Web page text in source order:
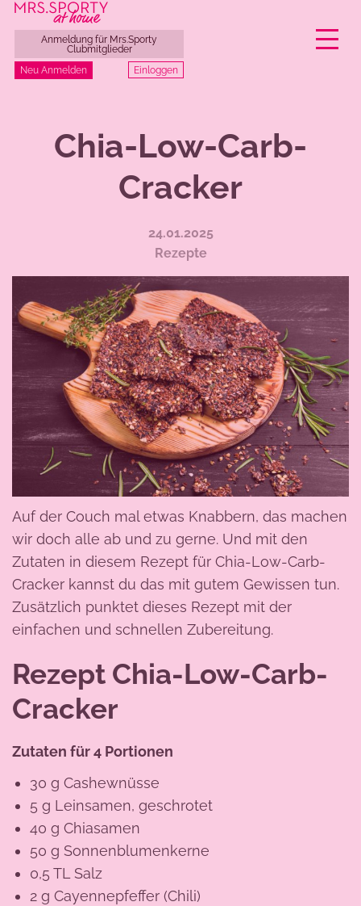
springen
Anmeldung für Mrs.Sporty
Clubmitglieder
Neu Anmelden
Einloggen
Chia-Low-Carb-
Cracker
24.01.2025
Rezepte
Auf der Couch mal etwas Knabbern, das machen
wir doch alle ab und zu gerne. Und mit den
Zutaten in diesem Rezept für Chia-Low-Carb-
Cracker kannst du das mit gutem Gewissen tun.
Zusätzlich punktet dieses Rezept mit der
einfachen und schnellen Zubereitung.
Rezept Chia-Low-Carb-
Cracker
Zutaten für 4 Portionen
30 g Cashewnüsse
5 g Leinsamen, geschrotet
40 g Chiasamen
50 g Sonnenblumenkerne
0,5 TL Salz
2 g Cayennepfeffer (Chili)